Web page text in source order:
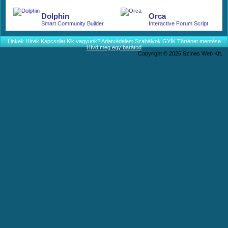
Dolphin
Smart Community Builder
Orca
Interactive Forum Script
Linkek Hírek Kapcsolat Kik vagyunk? Adatvédelem Szabályok GYÍK Történet mentése
Hívd meg egy barátod
Copyright © 2026 Színes Web Kft.